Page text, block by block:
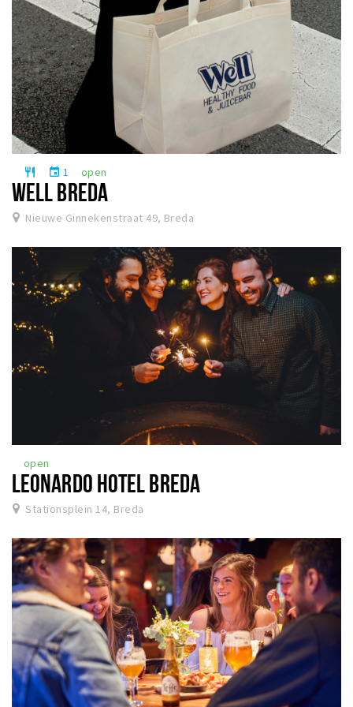
restaurant event 1 open
WELL BREDA
Nieuwe Ginnekenstraat 49, Breda
open
LEONARDO HOTEL BREDA
Stationsplein 14, Breda